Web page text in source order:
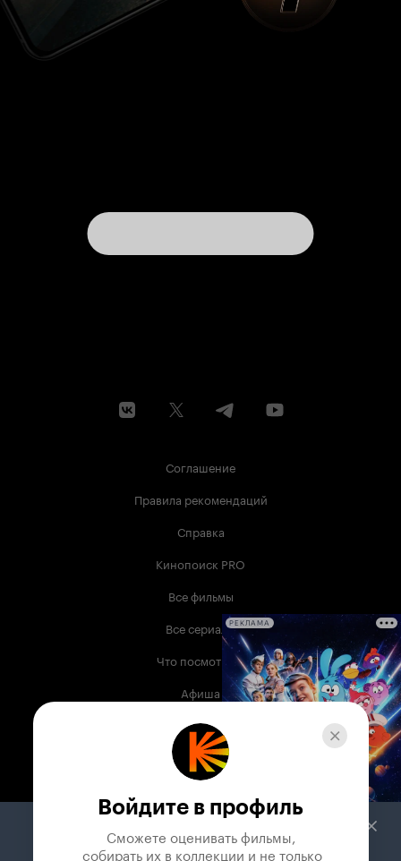
Соглашение
Правила рекомендаций
Справка
Кинопоиск PRO
Все фильмы
Все сериалы
Что посмотреть
Афиша
Музыка
Телепрограмма
Служба поддержки
РЕКЛАМА
Войдите в профиль
Сможете оценивать фильмы,
собирать их в коллекции и не только